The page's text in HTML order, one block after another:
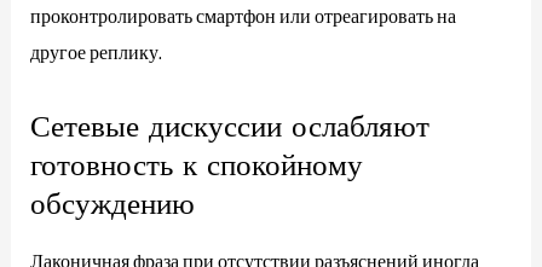
проконтролировать смартфон или отреагировать на
другое реплику.
Сетевые дискуссии ослабляют
готовность к спокойному
обсуждению